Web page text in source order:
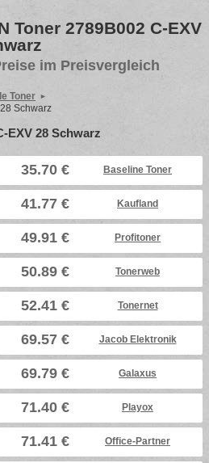
Toner 2789B002 C-EXV
im Preisvergleich
Toner
Schwarz
EXV 28 Schwarz
35.70 € Baseline Toner
41.77 € Kaufland
49.91 € Profitoner
50.89 € Tonerweb
52.41 € Tonernet
69.57 € Jacob Elektronik
69.79 € Galaxus
71.40 € Playox
71.41 € Office-Partner